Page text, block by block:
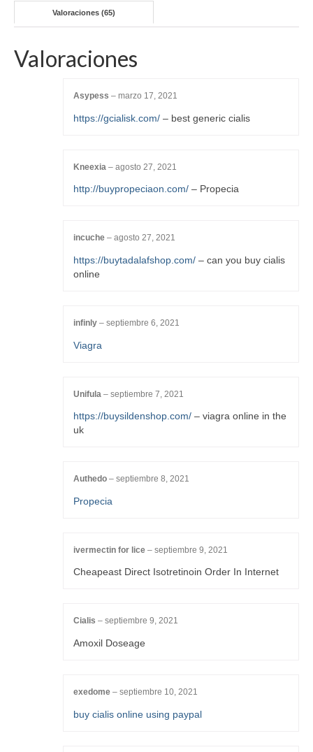
Valoraciones (65)
Valoraciones
Asypess – marzo 17, 2021
https://gcialisk.com/ – best generic cialis
Kneexia – agosto 27, 2021
http://buypropeciaon.com/ – Propecia
incuche – agosto 27, 2021
https://buytadalafshop.com/ – can you buy cialis
online
infinly – septiembre 6, 2021
Viagra
Unifula – septiembre 7, 2021
https://buysildenshop.com/ – viagra online in the
uk
Authedo – septiembre 8, 2021
Propecia
ivermectin for lice – septiembre 9, 2021
Cheapeast Direct Isotretinoin Order In Internet
Cialis – septiembre 9, 2021
Amoxil Doseage
exedome – septiembre 10, 2021
buy cialis online using paypal